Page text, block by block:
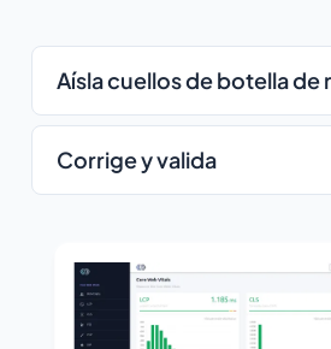
Aísla cuellos de botella
Corrige y valida